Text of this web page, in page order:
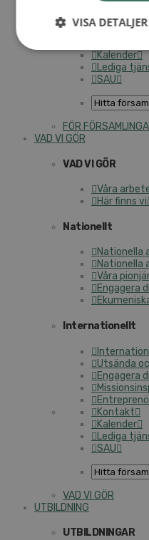
SAMP –
Kalender
Lediga
SAU
FÖR
VAD VI GÖR
VAD VI GÖR
Våra
Här finns vi
Na­tio­nellt
Na­tio­nel­la
Na­tio­nel­la
Våra
Engagera
In­ter­na­tio­nellt
Utsända
Engagera
Kontakt
Kalender
Lediga
SAU
VAD VI GÖR
UT­BILD­NING
UT­BILD­NING­AR
VISA DETALJER